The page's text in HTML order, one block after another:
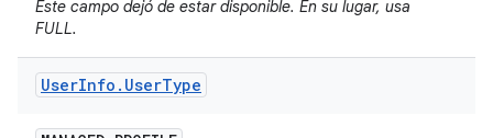
Este campo dejó de estar disponible. En su lugar, usa
FULL.
UserInfo . UserType